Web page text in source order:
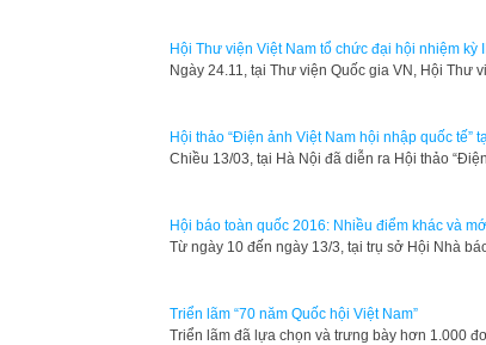
Hội Thư viện Việt Nam tổ chức đại hội nhiệm kỳ
​Ngày 24.11, tại Thư viện Quốc gia VN, Hội Thư
Hội thảo “Điện ảnh Việt Nam hội nhập quốc tế”
Chiều 13/03, tại Hà Nội đã diễn ra Hội thảo
Hội báo toàn quốc 2016: Nhiều điểm khác và
Từ ngày 10 đến ngày 13/3, tại trụ sở Hội Nhà
Triển lãm “70 năm Quốc hội Việt Nam”
Triển lãm đã lựa chọn và trưng bày hơn 1.000